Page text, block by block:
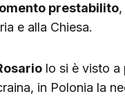
prestabilito
e alla Chiesa.
lo si è visto a
in Polonia la